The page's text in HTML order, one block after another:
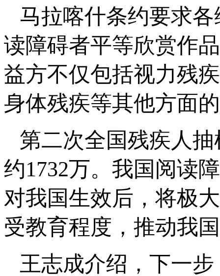
马拉喀什条约要求
读障碍者平等欣赏作
益方不仅包括视力残
身体残疾等其他方面
第二次全国残疾人
约1732万。我国阅读
对我国生效后，将极
受教育程度，推动我
王志成介绍，下一